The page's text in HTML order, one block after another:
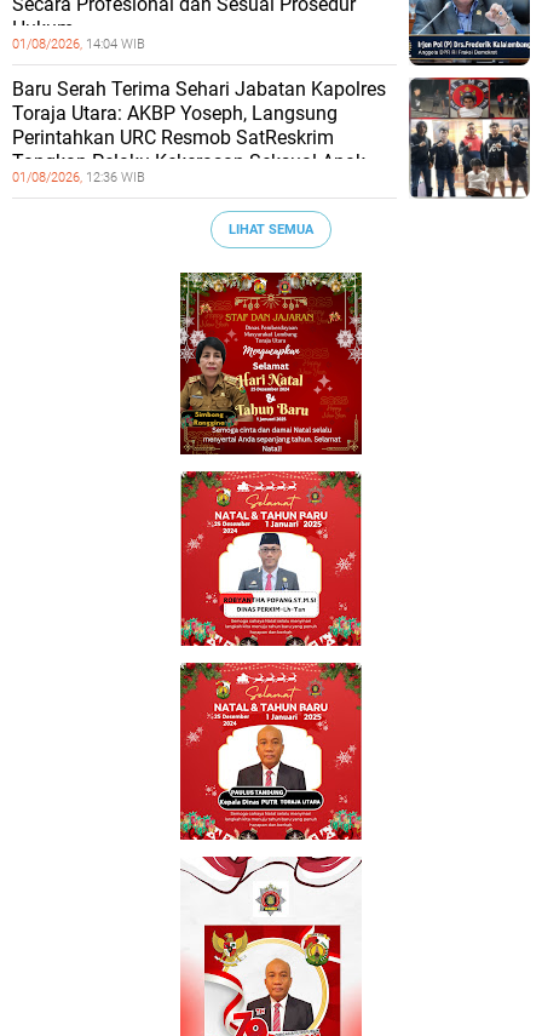
Hukum
01/08/2026, 14:04 WIB
Baru Serah Terima Sehari Jabatan Kapolres
Toraja Utara: AKBP Yoseph, Langsung
Perintahkan URC Resmob SatReskrim
Tangkap Pelaku Kekerasan Seksual Anak
01/08/2026, 12:36 WIB
LIHAT SEMUA